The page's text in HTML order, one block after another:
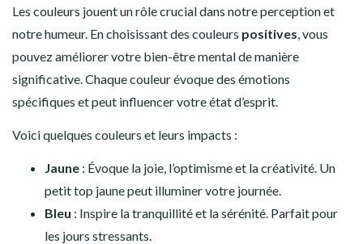
Les couleurs jouent un rôle crucial dans notre perception et
notre humeur. En choisissant des couleurs positives, vous
pouvez améliorer votre bien-être mental de manière
significative. Chaque couleur évoque des émotions
spécifiques et peut influencer votre état d’esprit.
Voici quelques couleurs et leurs impacts :
Jaune : Évoque la joie, l’optimisme et la créativité. Un
petit top jaune peut illuminer votre journée.
Bleu : Inspire la tranquillité et la sérénité. Parfait pour
les jours stressants.